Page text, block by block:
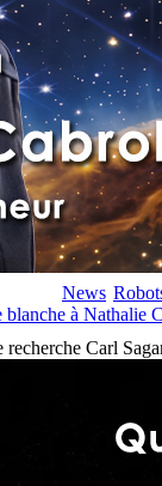
News
blanche à Nathalie
Carl